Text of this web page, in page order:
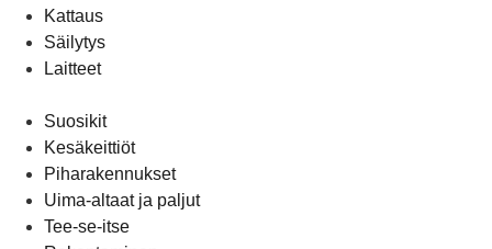
Kattaus
Säilytys
Laitteet
Suosikit
Kesäkeittiöt
Piharakennukset
Uima-altaat ja paljut
Tee-se-itse